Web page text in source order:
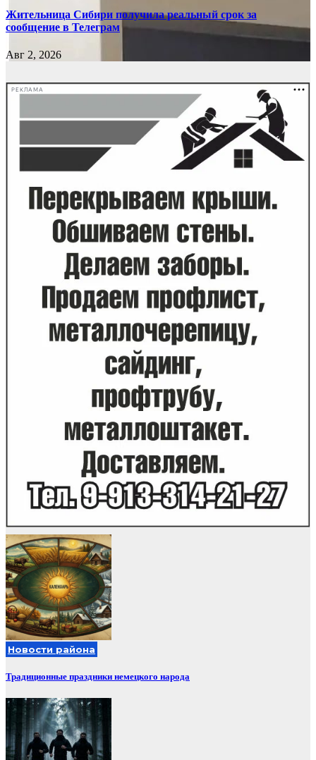
Жительница Сибири получила реальный срок за
сообщение в Телеграм
Авг 2, 2026
РЕКЛАМА
Новости района
Традиционные праздники немецкого народа